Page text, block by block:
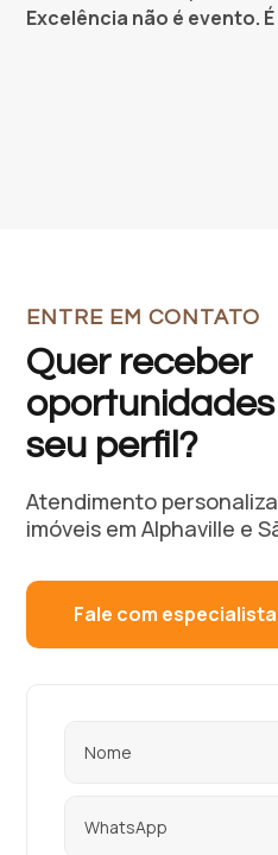
Excelência não é evento.
ENTRE EM CONTATO
Quer receber
seu perfil?
Atendimento
imóveis em Alphaville e
Fale com especialista